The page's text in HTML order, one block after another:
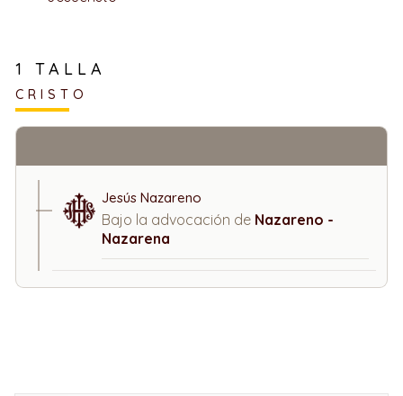
1 TALLA
CRISTO
Jesús Nazareno
Bajo la advocación de Nazareno -
Nazarena